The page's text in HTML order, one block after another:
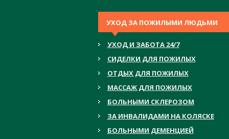
УХОД ЗА ПОЖИЛЫМИ ЛЮДЬМИ
УХОД И ЗАБОТА 24/7
СИДЕЛКИ ДЛЯ ПОЖИЛЫХ
ОТДЫХ ДЛЯ ПОЖИЛЫХ
МАССАЖ ДЛЯ ПОЖИЛЫХ
БОЛЬНЫМИ СКЛЕРОЗОМ
ЗА ИНВАЛИДАМИ НА КОЛЯСКЕ
БОЛЬНЫМИ ДЕМЕНЦИЕЙ